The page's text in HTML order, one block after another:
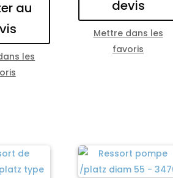
au
les
devis
Mettre dans les
favoris